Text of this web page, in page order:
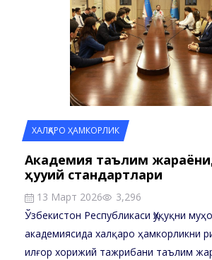
ХАЛҚАРО ҲАМКОРЛИК
Академия таълим
ҳуқуқий стандартлари
13 Март 2026
3,296
Ўзбекистон Республикаси Ҳуқуқни
академиясида халқаро ҳамкорликни
илғор хорижий тажрибани таълим